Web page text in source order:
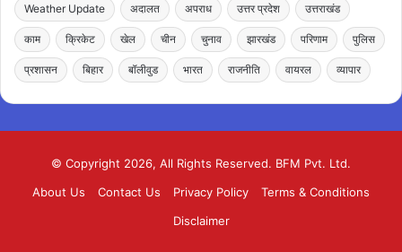
Weather Update अदालत अपराध उत्तर प्रदेश उत्तराखंड
काम क्रिकेट खेल चीन चुनाव झारखंड परिणाम पुलिस
प्रशासन बिहार बॉलीवुड भारत राजनीति वायरल व्यापार
© Copyright 2026, All Rights Reserved. BFM Pvt. Ltd.
About Us
Contact Us Privacy Policy
Terms & Conditions
Disclaimer